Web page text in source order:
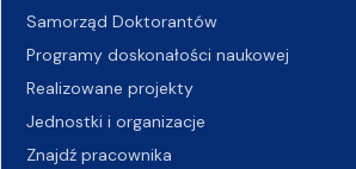
Samorząd Doktorantów
Programy doskonałości naukowej
Realizowane projekty
Jednostki i organizacje
Znajdź pracownika